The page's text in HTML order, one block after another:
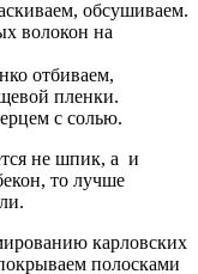
обсушиваем.
волокон на
отбиваем,
пленки.
с солью.
не шпик, а и
то лучше
карловских
полосками